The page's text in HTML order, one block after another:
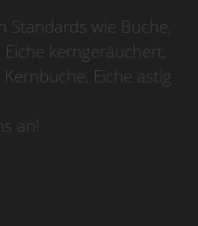
Standards wie Buche,
kerngeräuchert,
Eiche astig
an!